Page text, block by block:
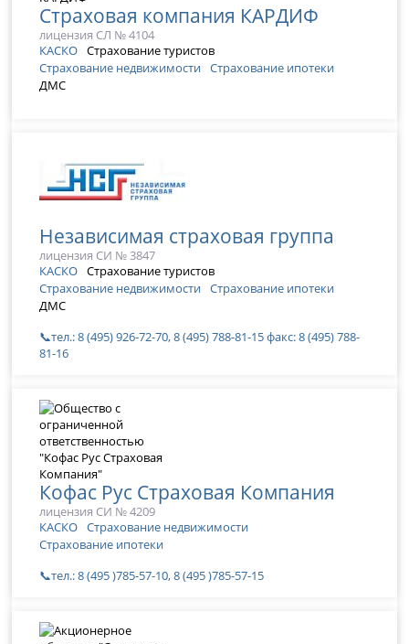
Страховая компания КАРДИФ
лицензия СЛ № 4104
КАСКО Страхование туристов
Страхование недвижимости Страхование ипотеки
ДМС
Независимая страховая группа
лицензия СИ № 3847
КАСКО Страхование туристов
Страхование недвижимости Страхование ипотеки
ДМС
📞тел.: 8 (495) 926-72-70, 8 (495) 788-81-15 факс: 8 (495) 788-
81-16
Кофас Рус Страховая Компания
лицензия СИ № 4209
КАСКО Страхование недвижимости
Страхование ипотеки
📞тел.: 8 (495 )785-57-10, 8 (495 )785-57-15